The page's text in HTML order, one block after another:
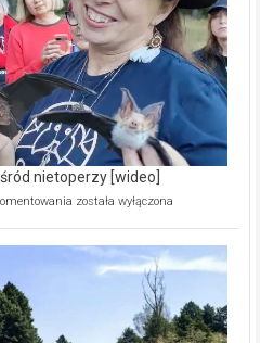
[wideo]
nietoperzy [wideo]
Ekologiczne
kamerą
wśród
została wyłączona